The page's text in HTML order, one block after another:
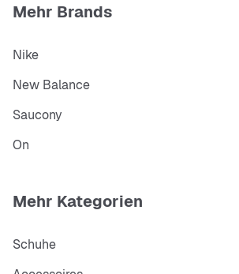
Mehr Brands
Nike
New Balance
Saucony
On
Mehr Kategorien
Schuhe